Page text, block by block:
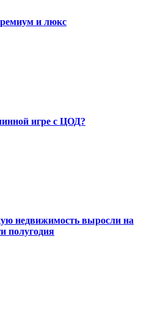
и люкс
игре с ЦОД?
недвижимость выросли на
полугодия